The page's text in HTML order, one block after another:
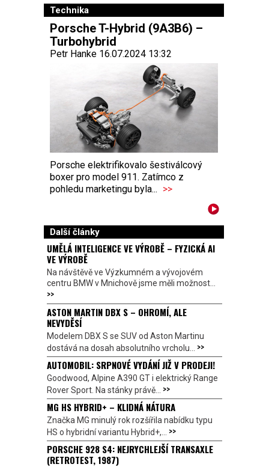
Technika
Porsche T-Hybrid (9A3B6) –
Turbohybrid
Petr Hanke 16.07.2024 13:32
Porsche elektrifikovalo šestiválcový
boxer pro model 911. Zatímco z
pohledu marketingu byla... >>
Další články
UMĚLÁ INTELIGENCE VE VÝROBĚ – FYZICKÁ AI
VE VÝROBĚ
Na návštěvě ve Výzkumném a vývojovém
centru BMW v Mnichově jsme měli možnost...
>>
ASTON MARTIN DBX S – OHROMÍ, ALE
NEVYDĚSÍ
Modelem DBX S se SUV od Aston Martinu
dostává na dosah absolutního vrcholu... >>
AUTOMOBIL: SRPNOVÉ VYDÁNÍ JIŽ V PRODEJI!
Goodwood, Alpine A390 GT i elektrický Range
Rover Sport. Na stánky právě... >>
MG HS HYBRID+ – KLIDNÁ NÁTURA
Značka MG minulý rok rozšířila nabídku typu
HS o hybridní variantu Hybrid+,... >>
PORSCHE 928 S4: NEJRYCHLEJŠÍ TRANSAXLE
(RETROTEST, 1987)